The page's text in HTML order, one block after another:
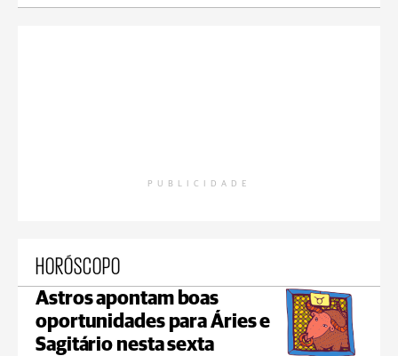
PUBLICIDADE
HORÓSCOPO
Astros apontam boas
oportunidades para Áries e
Sagitário nesta sexta